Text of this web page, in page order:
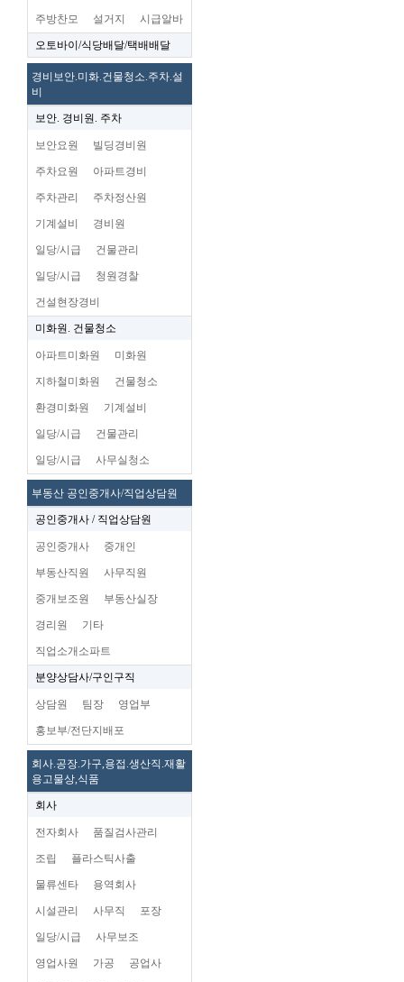
주방찬모 설거지 시급알바
오토바이/식당배달/택배배달
경비보안.미화.건물청소.주차.설
비
보안. 경비원. 주차
보안요원 빌딩경비원
주차요원 아파트경비
주차관리 주차정산원
기계설비 경비원
일당/시급 건물관리
일당/시급 청원경찰
건설현장경비
미화원. 건물청소
아파트미화원 미화원
지하철미화원 건물청소
환경미화원 기계설비
일당/시급 건물관리
일당/시급 사무실청소
부동산 공인중개사/직업상담원
공인중개사 / 직업상담원
공인중개사 중개인
부동산직원 사무직원
중개보조원 부동산실장
경리원 기타
직업소개소파트
분양상담사/구인구직
상담원 팀장 영업부
홍보부/전단지배포
회사.공장.가구,용접.생산직.재활
용고물상,식품
회사
전자회사 품질검사관리
조립 플라스틱사출
물류센타 용역회사
시설관리 사무직 포장
일당/시급 사무보조
영업사원 가공 공업사